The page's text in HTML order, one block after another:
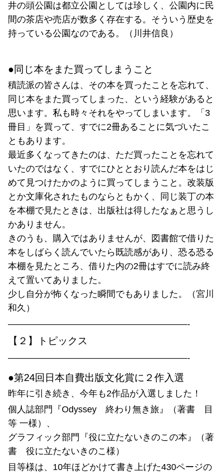
井の頭公園は都立公園としては珍しく、公園内に民
間の茶店や売店が数多く存在する。そういう歴史を
持っている公園なのである。（川井信良）
●同じ本をまた買ってしまうこと
積読派の皆さんは、その本を買ったことを忘れて、
同じ本をまた買ってしまった、という経験があると
思います。私も時々それをやってしまいます。「3
冊目」を買って、すでに2冊あることに気づいたこ
ともあります。
最近多くなってきたのは、ただ買ったことを忘れて
いたのではなく、すでにひととおり読んだ本をはじ
めて見つけたかのように買ってしまうこと。改装版
とか文庫化されたものならともかく、同じ装丁の本
を本棚で見たときは、出版社は得したなぁと思うし
かありません。
きのうも、購入ではありませんが、図書館で借りた
本をしばらく読んでいたら既読感があり、恐る恐る
本棚を見たところ、借りた内の2冊はすでに読み終
えて置いてありました。
少し自分が怖くなった瞬間でもありました。（宮川
和久）
————————————————————-
【２】トピックス
————————————————————-
●第24回日本自費出版文化賞に２作入選
昨年に引き続き、今年も2作品が入選しました！
個人誌部門『Odyssey 終わり無き旅』（著書 目
等 一様）、
グラフィック部門『役に立たないきのこの本』（著
書 役に立たないきのこ様）
目等様は、10年ほどかけて書き上げた430ページの